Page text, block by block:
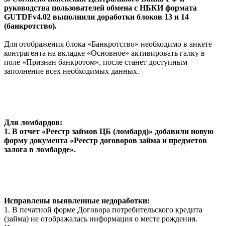
руководства пользователей обмена с НБКИ формата
GUTDFv4.02 выполнили доработки блоков 13 и 14
(банкротство).
Для отображения блока «Банкротство» необходимо в анкете
контрагента на вкладке «Основное» активировать галку в
поле «Признан банкротом», после станет доступным
заполнение всех необходимых данных.
Для ломбардов:
1. В отчет «Реестр займов ЦБ (ломбард)» добавили новую
форму документа «Реестр договоров займа и предметов
залога в ломбарде».
Исправлены выявленные недоработки:
1. В печатной форме Договора потребительского кредита
(займа) не отображалась информация о месте рождения.